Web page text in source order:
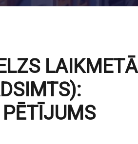
LAIKMETĀ
PĒTĪJUMS